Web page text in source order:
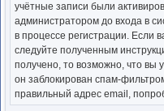
учётные записи были
администратором до входа в
в процессе регистрации. Если
следуйте полученным
получено, то возможно, что вы
он заблокирован спам-
правильный адрес email,